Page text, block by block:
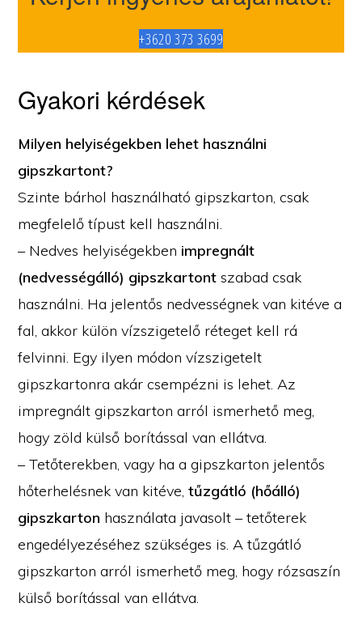
+3620 373 3699
Gyakori kérdések
Milyen helyiségekben lehet használni
gipszkartont?
Szinte bárhol használható gipszkarton, csak
megfelelő típust kell használni.
– Nedves helyiségekben impregnált
(nedvességálló) gipszkartont szabad csak
használni. Ha jelentős nedvességnek van kitéve a
fal, akkor külön vízszigetelő réteget kell rá
felvinni. Egy ilyen módon vízszigetelt
gipszkartonra akár csempézni is lehet. Az
impregnált gipszkarton arról ismerhető meg,
hogy zöld külső borítással van ellátva.
– Tetőterekben, vagy ha a gipszkarton jelentős
hőterhelésnek van kitéve,tűzgátló (hőálló)
gipszkarton használata javasolt – tetőterek
engedélyezéséhez szükséges is. A tűzgátló
gipszkarton arról ismerhető meg, hogy rózsaszín
külső borítással van ellátva.